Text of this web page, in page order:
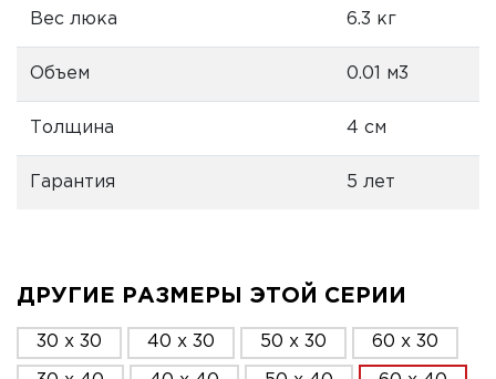
Вес люка 6.3 кг
Объем 0.01 м3
Толщина 4 см
Гарантия 5 лет
ДРУГИЕ РАЗМЕРЫ ЭТОЙ СЕРИИ
30 x 30 40 x 30 50 x 30 60 x 30